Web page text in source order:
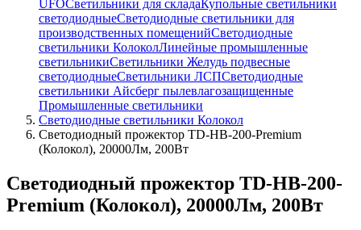
UFOСветильники для складаКупольные светильники
светодиодныеСветодиодные светильники для
производственных помещенийСветодиодные
светильники КолоколЛинейные промышленные
светильникиСветильники Желудь подвесные
светодиодныеСветильники ЛСПСветодиодные
светильники Айсберг пылевлагозащищенные
Промышленные светильники
Светодиодные светильники Колокол
Светодиодный прожектор TD-HB-200-Premium
(Колокол), 20000Лм, 200Вт
Светодиодный прожектор TD-HB-200-
Premium (Колокол), 20000Лм, 200Вт